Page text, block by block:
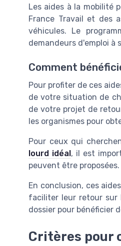
Les aides à la mobilité
France Travail et des
véhicules. Le
demandeurs d'emploi à
Comment
Pour profiter de ces
de votre situation de
de votre projet de
les organismes pour
Pour ceux qui
lourd idéal, il est
peuvent être proposées.
En conclusion, ces
faciliter leur retour sur
dossier pour bénéficier
Critères pour